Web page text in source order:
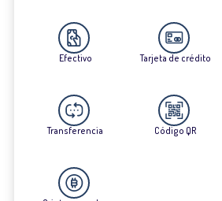
Efectivo Tarjeta de crédito
Transferencia Código QR